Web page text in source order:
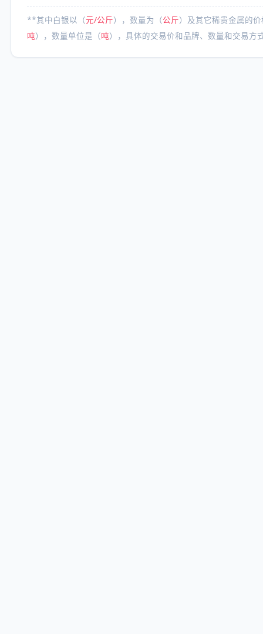
**其中白银以（元/公斤），数量为（公斤）及其它稀贵金属的
吨），数量单位是（吨），具体的交易价和品牌、数量和交易方